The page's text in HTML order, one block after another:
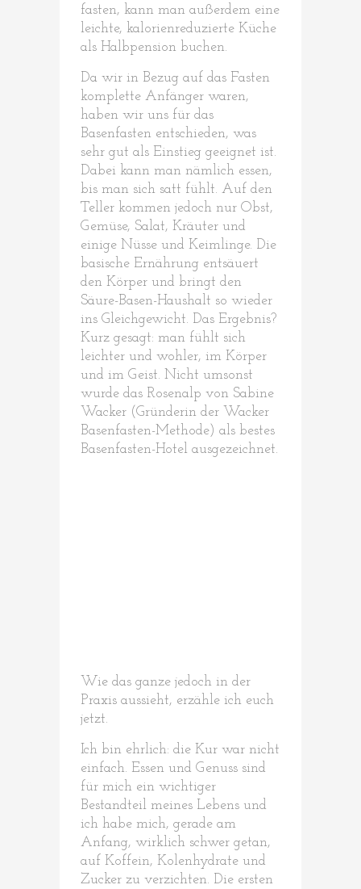
fasten, kann man außerdem eine
leichte, kalorienreduzierte Küche
als Halbpension buchen.
Da wir in Bezug auf das Fasten
komplette Anfänger waren,
haben wir uns für das
Basenfasten entschieden, was
sehr gut als Einstieg geeignet ist.
Dabei kann man nämlich essen,
bis man sich satt fühlt. Auf den
Teller kommen jedoch nur Obst,
Gemüse, Salat, Kräuter und
einige Nüsse und Keimlinge. Die
basische Ernährung entsäuert
den Körper und bringt den
Säure-Basen-Haushalt so wieder
ins Gleichgewicht. Das Ergebnis?
Kurz gesagt: man fühlt sich
leichter und wohler, im Körper
und im Geist. Nicht umsonst
wurde das Rosenalp von Sabine
Wacker (Gründerin der Wacker
Basenfasten-Methode) als bestes
Basenfasten-Hotel ausgezeichnet.
Wie das ganze jedoch in der
Praxis aussieht, erzähle ich euch
jetzt.
Ich bin ehrlich: die Kur war nicht
einfach. Essen und Genuss sind
für mich ein wichtiger
Bestandteil meines Lebens und
ich habe mich, gerade am
Anfang, wirklich schwer getan,
auf Koffein, Kolenhydrate und
Zucker zu verzichten. Die ersten